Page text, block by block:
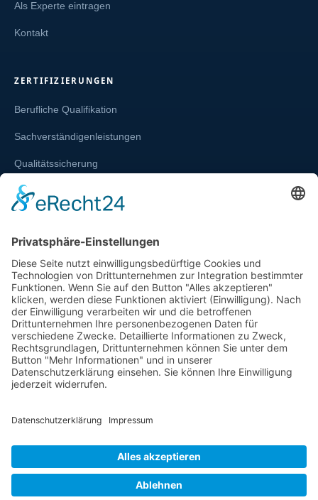
Als Experte eintragen
Kontakt
ZERTIFIZIERUNGEN
Berufliche Qualifikation
Sachverständigenleistungen
Qualitätssicherung
Weiterbildung und Schulung
SERVICE & RECHT
Infos zur Unparteilichkeit
Kontakt
Beschwerdestelle
Impressum